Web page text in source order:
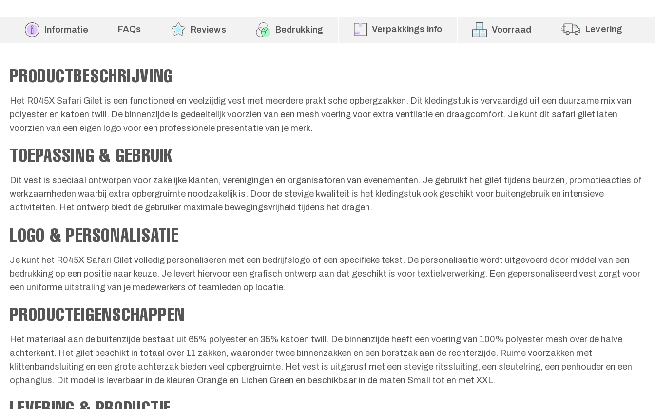
Informatie FAQs Reviews Bedrukking Verpakkings info Voorraad Levering
PRODUCTBESCHRIJVING
Het R045X Safari Gilet is een functioneel en veelzijdig vest met meerdere praktische opbergzakken. Dit kledingstuk is vervaardigd uit een duurzame mix van
polyester en katoen twill. De binnenzijde is gedeeltelijk voorzien van een mesh voering voor extra ventilatie en draagcomfort. Je kunt dit safari gilet laten
voorzien van een eigen logo voor een professionele presentatie van je merk.
TOEPASSING & GEBRUIK
Dit vest is speciaal ontworpen voor zakelijke klanten, verenigingen en organisatoren van evenementen. Je gebruikt het gilet tijdens beurzen, promotieacties of
werkzaamheden waarbij extra opbergruimte noodzakelijk is. Door de stevige kwaliteit is het kledingstuk ook geschikt voor buitengebruik en intensieve
activiteiten. Het ontwerp biedt de gebruiker maximale bewegingsvrijheid tijdens het dragen.
LOGO & PERSONALISATIE
Je kunt het R045X Safari Gilet volledig personaliseren met een bedrijfslogo of een specifieke tekst. De personalisatie wordt uitgevoerd door middel van een
bedrukking op een positie naar keuze. Je levert hiervoor een grafisch ontwerp aan dat geschikt is voor textielverwerking. Een gepersonaliseerd vest zorgt voor
een uniforme uitstraling van je medewerkers of teamleden op locatie.
PRODUCTEIGENSCHAPPEN
Het materiaal aan de buitenzijde bestaat uit 65% polyester en 35% katoen twill. De binnenzijde heeft een voering van 100% polyester mesh over de halve
achterkant. Het gilet beschikt in totaal over 11 zakken, waaronder twee binnenzakken en een borstzak aan de rechterzijde. Ruime voorzakken met
klittenbandsluiting en een grote achterzak bieden veel opbergruimte. Het vest is uitgerust met een stevige ritssluiting, een sleutelring, een penhouder en een
ophanglus. Dit model is leverbaar in de kleuren Orange en Lichen Green en beschikbaar in de maten Small tot en met XXL.